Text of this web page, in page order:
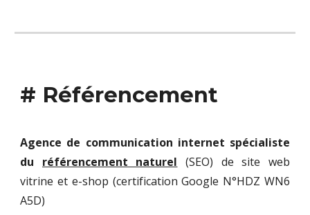
# Référencement
Agence de communication internet spécialiste
du référencement naturel (SEO) de site web
vitrine et e-shop (certification Google N°HDZ WN6
A5D)